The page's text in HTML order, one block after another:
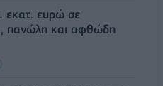
εκατ. ευρώ σε
πανώλη και αφθώδη